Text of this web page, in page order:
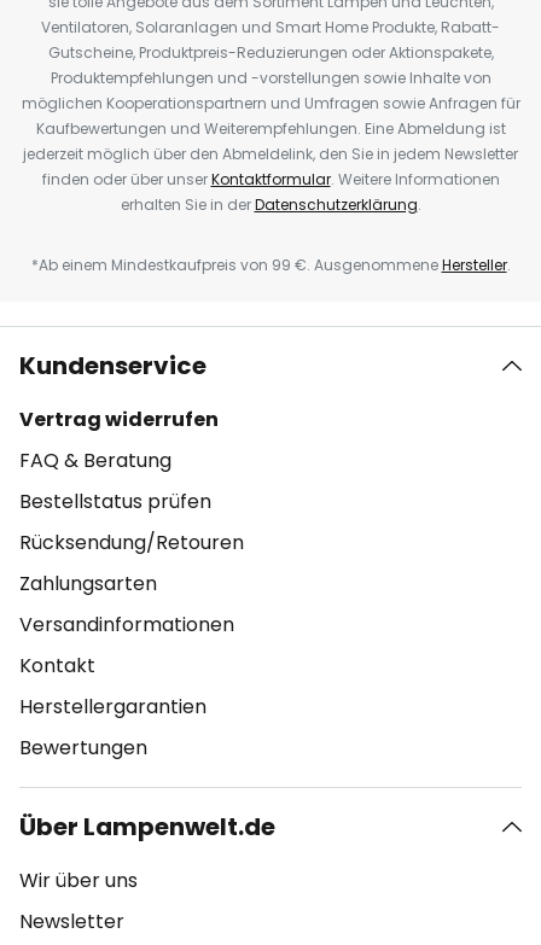
Ventilatoren, Solaranlagen und Smart Home Produkte, Rabatt-
Gutscheine, Produktpreis-Reduzierungen oder Aktionspakete,
Produktempfehlungen und -vorstellungen sowie Inhalte von
möglichen Kooperationspartnern und Umfragen sowie Anfragen für
Kaufbewertungen und Weiterempfehlungen. Eine Abmeldung ist
jederzeit möglich über den Abmeldelink, den Sie in jedem Newsletter
finden oder über unserKontaktformular. Weitere Informationen
erhalten Sie in derDatenschutzerklärung.
*Ab einem Mindestkaufpreis von 99 €. AusgenommeneHersteller.
Kundenservice
Vertrag widerrufen
FAQ & Beratung
Bestellstatus prüfen
Rücksendung/Retouren
Zahlungsarten
Versandinformationen
Kontakt
Herstellergarantien
Bewertungen
Über Lampenwelt.de
Wir über uns
Newsletter